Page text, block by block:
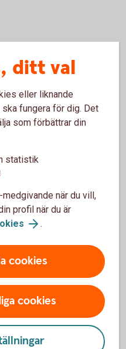
med warranter
än en investering i
av en förväntad
på satsat kapital
värdeförändring
kan tjäna pengar både
ditt val
eller liknande
fungera för dig. Det
som förbättrar din
statistik
när du vill,
profil när du är
.
cookies
cookies